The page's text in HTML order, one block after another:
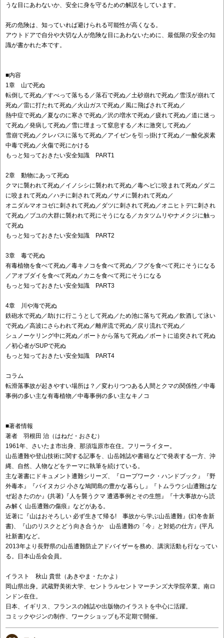
うな目にあわないか、安全に身を守るための解説をしています。
死の危険は、知っていれば避けられる可能性が高くなる。
アウトドアで自分や大切な人が危険な目にあわないために、最低限の安全の知
識が書かれた本です。
■内容
1章 山で死ぬ
転倒して死ぬ／すべって落ちる／落石で死ぬ／土砂崩れで死ぬ／雪渓が崩れて
死ぬ／雷に打たれて死ぬ／火山ガスで死ぬ／風に飛ばされて死ぬ／
熱中症で死ぬ／夏なのに寒さで死ぬ／沢の増水で死ぬ／疲れて死ぬ／道に迷っ
て死ぬ／発病して死ぬ／雪に埋まって窒息する／木に激突して死ぬ／
雪崩で死ぬ／クレバスに落ちて死ぬ／アイゼンを引っ掛けて死ぬ／一酸化炭素
中毒で死ぬ／火傷で死にかける
もっと知っておきたい安全知識 PART1
2章 動物にあって死ぬ
クマに襲われて死ぬ／イノシシに襲われて死ぬ／毒ヘビに咬まれて死ぬ／ダニ
に咬まれて死ぬ／ハチに刺されて死ぬ／サメに襲われて死ぬ／
オニダルマオコゼに刺されて死ぬ／ダツに刺されて死ぬ／オニヒトデに刺され
て死ぬ／ブユの大群に襲われて死にそうになる／カタツムリやナメクジに触っ
て死ぬ
もっと知っておきたい安全知識 PART2
3章 毒で死ぬ
有毒植物を食べて死ぬ／毒キノコを食べて死ぬ／フグを食べて死にそうになる
／アオブダイを食べて死ぬ／カニを食べて死にそうになる
もっと知っておきたい安全知識 PART3
4章 川や海で死ぬ
鉄砲水で死ぬ／助けに行こうとして死ぬ／ため池に落ちて死ぬ／飲酒して泳い
で死ぬ／高波にさらわれて死ぬ／離岸流で死ぬ／戻り流れで死ぬ／
シュノーケリング中に死ぬ／ボートから落ちて死ぬ／ボートに追突されて死ぬ
／初心者がSUPで死ぬ
もっと知っておきたい安全知識 PART4
コラム
転滑落事故が起きやすい場所は？／変わりつつある人間とクマの関係性／中毒
事例の多い主な有毒植物／中毒事例の多い主なキノコ
■著者情報
著者 羽根田 治（はねだ・おさむ）
1961年、さいたま市出身、那須塩原市在住。フリーライター。
山岳遭難や登山技術に関する記事を、山岳雑誌や書籍などで発表する一方、沖
縄、自然、人物などをテーマに執筆を続けている。
主な著書にドキュメント遭難シリーズ、『ロープワーク・ハンドブック』『野
外毒本』『パイヌカジ 小さな鳩間島の豊かな暮らし』『トムラウシ山遭難はな
ぜ起きたのか』(共著)『人を襲うクマ 遭遇事例とその生態』『十大事故から読
み解く 山岳遭難の傷痕』などがある。
近著に『山はおそろしい 必ず生きて帰る! 事故から学ぶ山岳遭難』(幻冬舎新
書)、『山のリスクとどう向き合うか 山岳遭難の「今」と対処の仕方』(平凡
社新書)など。
2013年より長野県の山岳遭難防止アドバイザーを務め、講演活動も行なってい
る。日本山岳会会員。
イラスト 秋山 貴世（あきやま・たかよ）
岡山県出身。武蔵野美術大学、セントラルセントマーチンズ大学院卒業。南ロ
ンドン在住。
日本、イギリス、フランスの雑誌や出版物のイラストを中心に活躍。
コミックやジンの制作、ワークショップも不定期で開催。